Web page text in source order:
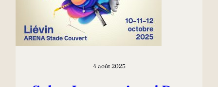
4 août 2025